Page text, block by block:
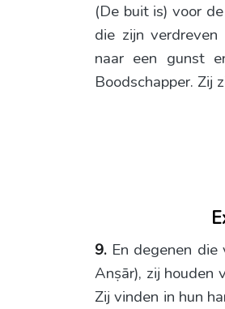
(De buit is) voor
die zijn
naar een gunst
Boodschapper. Zij
9. En degenen
Anṣār), zij houden
Zij vinden in hun